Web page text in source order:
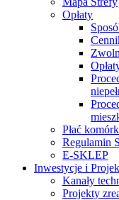
Opłaty
Płać
Regulamin
E-SKLEP
Inwestycje i
Kanały
Projekty